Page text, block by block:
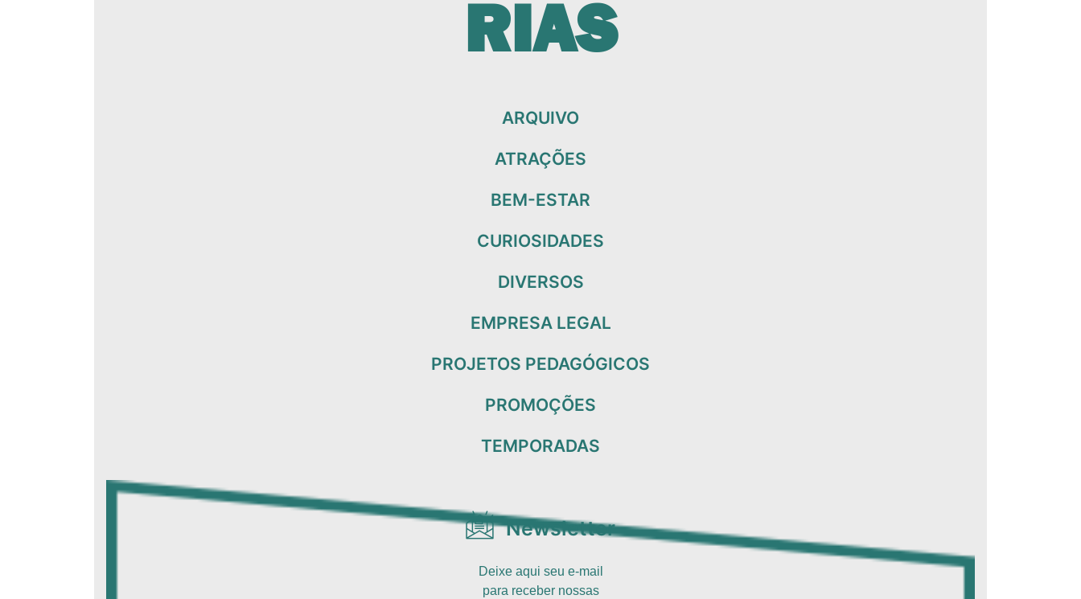
RIAS
ARQUIVO
ATRAÇÕES
BEM-ESTAR
CURIOSIDADES
DIVERSOS
EMPRESA LEGAL
PROJETOS PEDAGÓGICOS
PROMOÇÕES
TEMPORADAS
Newsletter
Deixe aqui seu e-mail
para receber nossas